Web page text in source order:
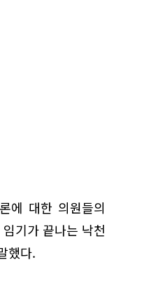
에 대한 의원들의
기가 끝나는 낙천
했다.